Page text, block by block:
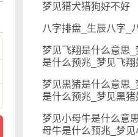
梦见猎犬猎狗好不好
八字排盘_生辰八字_
梦见飞翔是什么意思_
是什么预兆_梦见飞翔
梦见黑猪是什么意思
是什么预兆_梦见黑猪
梦见小母牛是什么意
母牛是什么预兆_梦